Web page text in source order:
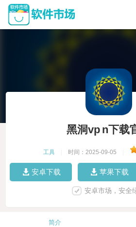
黑洞vp n下载
工具 时间：2025-09-05
安卓下载 苹果下载
安卓市场，安全
简介